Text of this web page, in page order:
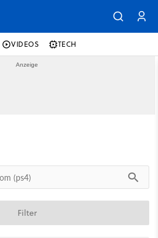
VIDEOS TECH
Filter